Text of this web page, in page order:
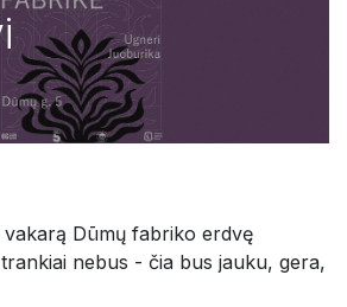
Dūmų fabriko erdvę
nebus - čia bus jauku, gera,